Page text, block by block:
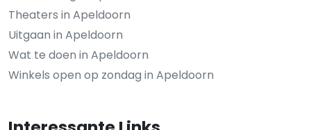
Theaters in Apeldoorn
Uitgaan in Apeldoorn
Wat te doen in Apeldoorn
Winkels open op zondag in Apeldoorn